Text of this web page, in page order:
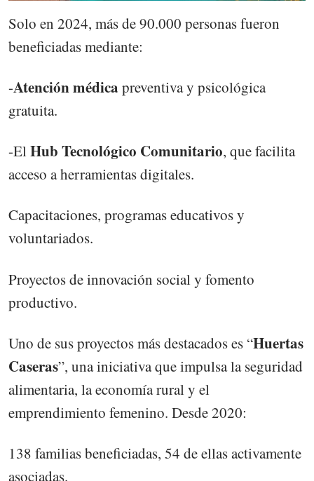
Solo en 2024, más de 90.000 personas fueron
beneficiadas mediante:
-Atención médica preventiva y psicológica
gratuita.
-ElHub Tecnológico Comunitario, que facilita
acceso a herramientas digitales.
Capacitaciones, programas educativos y
voluntariados.
Proyectos de innovación social y fomento
productivo.
Uno de sus proyectos más destacados es “Huertas
Caseras”, una iniciativa que impulsa la seguridad
alimentaria, la economía rural y el
emprendimiento femenino. Desde 2020:
138 familias beneficiadas, 54 de ellas activamente
asociadas.